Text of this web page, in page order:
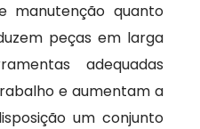
manutenção quanto
peças em larga
adequadas
e aumentam a
um conjunto